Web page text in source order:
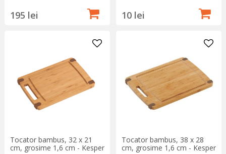
195 lei 10 lei
Tocator bambus, 32 x 21
cm, grosime 1,6 cm - Kesper
Tocator bambus, 38 x 28
cm, grosime 1,6 cm - Kesper